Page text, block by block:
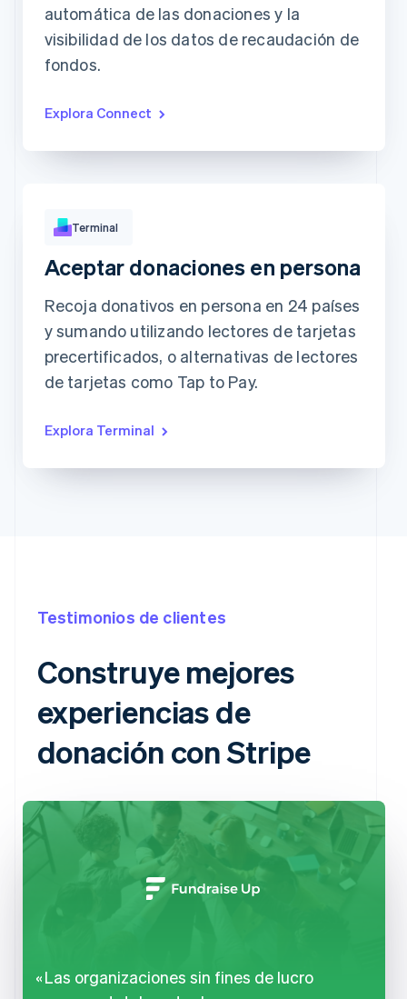
Actualizado hoy a las 7:50 a.m.
automática de las donaciones y la
visibilidad de los datos de recaudación de
fondos.
Explora Connect
Approved
Terminal
Aceptar donaciones en persona
Recoja donativos en persona en 24 países
y sumando utilizando lectores de tarjetas
precertificados, o alternativas de lectores
de tarjetas como Tap to Pay.
Explora Terminal
Testimonios de clientes
Construye mejores
experiencias de
donación con Stripe
Las organizaciones sin fines de lucro